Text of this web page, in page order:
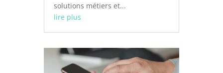
solutions métiers et...
lire plus